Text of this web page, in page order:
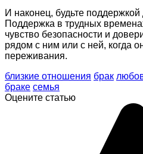
И наконец, будьте
Поддержка в трудных
чувство безопасности и
рядом с ним или с ней, когда
переживания.
близкие отношения брак
браке семья
Оцените статью